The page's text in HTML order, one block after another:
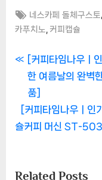
Tags:
네스카페 돌체구스토
카푸치노 커피캡슐
글
탐
색
P
r
e
v
i
s
[커피타임나우ㅣ
한 여름날의 완
품]
N
e
P
[커피타임나우ㅣ인
슐커피 머신 ST-
Related Posts